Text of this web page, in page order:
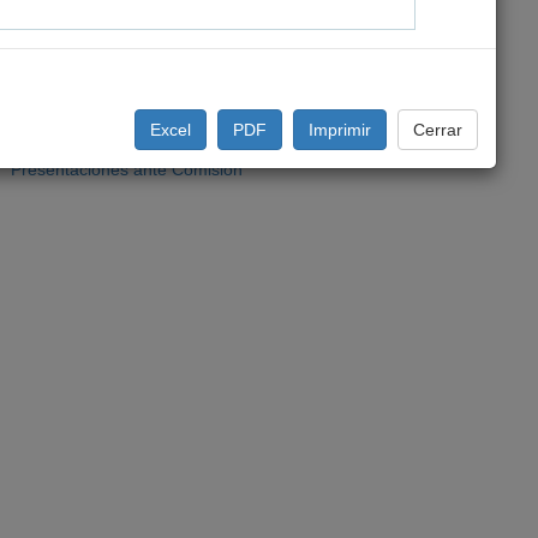
Presentaciones ante Comisión
Excel PDF Imprimir Cerrar